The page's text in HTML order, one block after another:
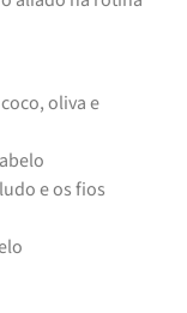
oliva e
e os fios